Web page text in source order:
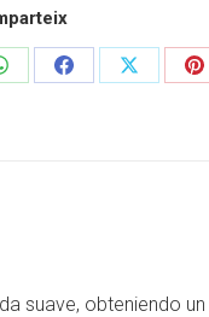
Share
Share
suave, obteniendo